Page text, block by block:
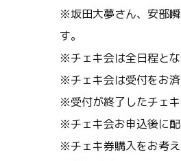
※坂田大夢さん、安部
す。
※チェキ会は全日程とな
※チェキ会は受付をお
※受付が終了したチェ
※チェキ会お申込後に
※チェキ券購入をお考